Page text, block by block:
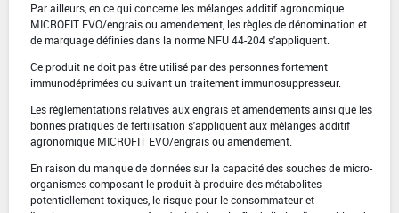
Par ailleurs, en ce qui concerne les mélanges additif agronomique
MICROFIT EVO/engrais ou amendement, les règles de dénomination et
de marquage définies dans la norme NFU 44-204 s'appliquent.
Ce produit ne doit pas être utilisé par des personnes fortement
immunodéprimées ou suivant un traitement immunosuppresseur.
Les réglementations relatives aux engrais et amendements ainsi que les
bonnes pratiques de fertilisation s'appliquent aux mélanges additif
agronomique MICROFIT EVO/engrais ou amendement.
En raison du manque de données sur la capacité des souches de micro-
organismes composant le produit à produire des métabolites
potentiellement toxiques, le risque pour le consommateur et